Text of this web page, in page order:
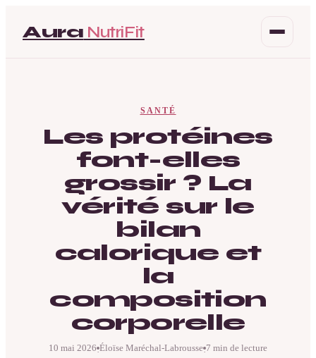
Aura NutriFit
SANTÉ
Les protéines
font-elles
grossir ? La
vérité sur le
bilan
calorique et
la
composition
corporelle
10 mai 2026·Éloïse Maréchal-Labrousse·7 min de lecture